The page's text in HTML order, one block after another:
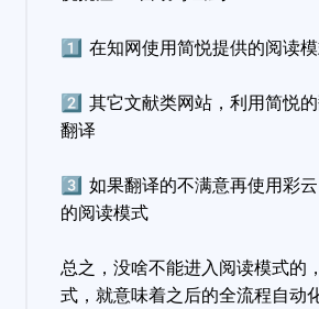
1️⃣ 在知网使用简悦提供的阅读
2️⃣ 其它文献类网站，利用简悦
翻译
3️⃣ 如果翻译的不满意再使用彩
的阅读模式
总之，没啥不能进入阅读模式的
式，就意味着之后的全流程自动化